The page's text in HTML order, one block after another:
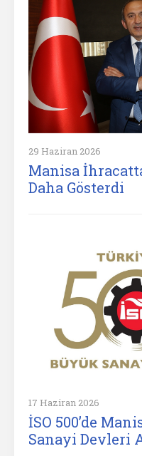
29 Haziran 2026
Manisa
Daha Gösterdi
17 Haziran 2026
İSO 500’de
Sanayi Devleri